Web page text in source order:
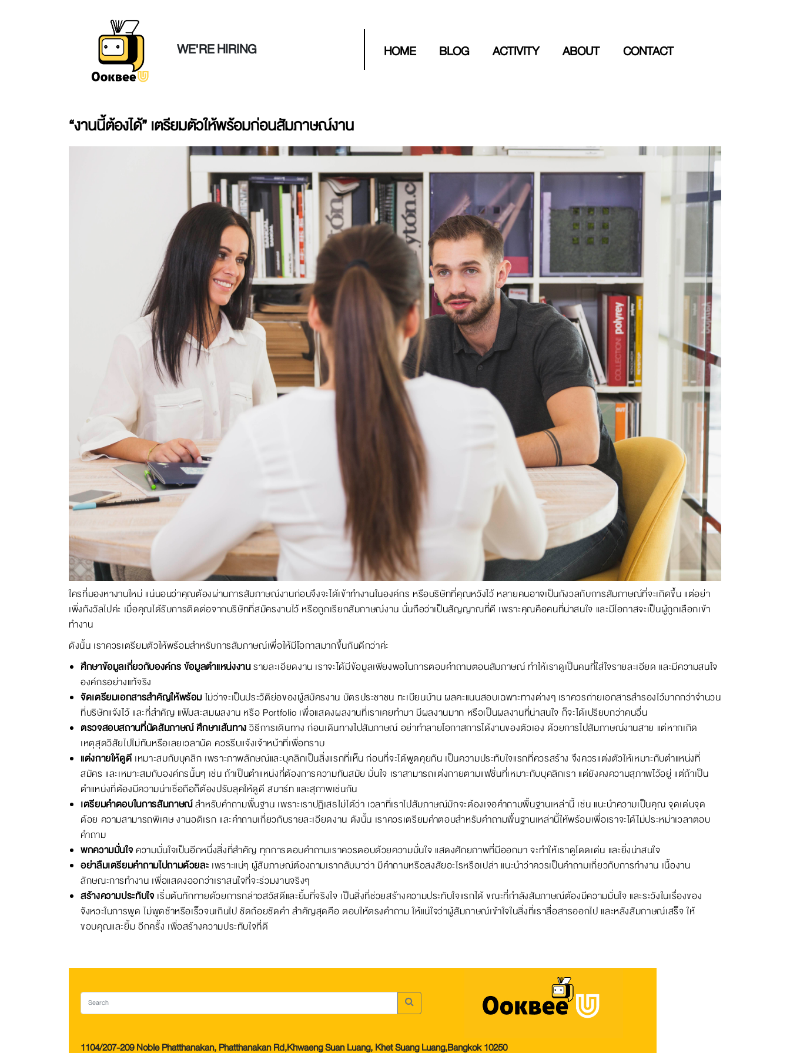
WE'RE HIRING HOME BLOG ACTIVITY ABOUT CONTACT
“งานนี้ต้องได้” เตรียมตัวให้พร้อมก่อนสัมภาษณ์งาน
ใครที่มองหางานใหม่ แน่นอนว่าคุณต้องผ่านการสัมภาษณ์งานก่อนจึงจะได้เข้าทำงานในองค์กร หรือบริษัทที่คุณหวังไว้ หลายคนอาจเป็นกังวลกับการสัมภาษณ์ที่จะเกิดขึ้น แต่อย่า
เพิ่งกังวัลไปค่ะ เมื่อคุณได้รับการติดต่อจากบริษัทที่สมัครงานไว้ หรือถูกเรียกสัมภาษณ์งาน นั่นถือว่าเป็นสัญญาณที่ดี เพราะคุณคือคนที่น่าสนใจ และมีโอกาสจะเป็นผู้ถูกเลือกเข้า
ทำงาน
ดังนั้น เราควรเตรียมตัวให้พร้อมสำหรับการสัมภาษณ์เพื่อให้มีโอกาสมากขึ้นกันดีกว่าค่ะ
ศึกษาข้อมูลเกี่ยวกับองค์กร ข้อมูลตำแหน่งงานรายละเอียดงาน เราจะได้มีข้อมูลเพียงพอในการตอบคำถามตอนสัมภาษณ์ ทำให้เราดูเป็นคนที่ใส่ใจรายละเอียด และมีความสนใจ
องค์กรอย่างแท้จริง
จัดเตรียมเอกสารสำคัญให้พร้อมไม่ว่าจะเป็นประวัติย่อของผู้สมัครงาน บัตรประชาชน ทะเบียนบ้าน ผลคะแนนสอบเฉพาะทางต่างๆ เราควรถ่ายเอกสารสำรองไว้มากกว่าจำนวน
ที่บริษัทแจ้งไว้ และที่สำคัญ แฟ้มสะสมผลงาน หรือ Portfolio เพื่อแสดงผลงานที่เราเคยทำมา มีผลงานมาก หรือเป็นผลงานที่น่าสนใจ ก็จะได้เปรียบกว่าคนอื่น
ตรวจสอบสถานที่นัดสัมภาษณ์ ศึกษาเส้นทาง วิธีการเดินทาง ก่อนเดินทางไปสัมภาษณ์ อย่าทำลายโอกาสการได้งานของตัวเอง ด้วยการไปสัมภาษณ์งานสาย แต่หากเกิด
เหตุสุดวิสัยไปไม่ทันหรือเลยเวลานัด ควรรีบแจ้งเจ้าหน้าที่เพื่อทราบ
แต่งกายให้ดูดี เหมาะสมกับบุคลิก เพราะภาพลักษณ์และบุคลิกเป็นสิ่งแรกที่เห็น ก่อนที่จะได้พูดคุยกัน เป็นความประทับใจแรกที่ควรสร้าง จึงควรแต่งตัวให้เหมาะกับตำแหน่งที่
สมัคร และเหมาะสมกับองค์กรนั้นๆ เช่น ถ้าเป็นตำแหน่งที่ต้องการความทันสมัย มั่นใจ เราสามารถแต่งกายตามแฟชั่นที่เหมาะกับบุคลิกเรา แต่ยังคงความสุภาพไว้อยู่ แต่ถ้าเป็น
ตำแหน่งที่ต้องมีความน่าเชื่อถือก็ต้องปรับลุคให้ดูดี สมาร์ท และสุภาพเช่นกัน
เตรียมคำตอบในการสัมภาษณ์สำหรับคำถามพื้นฐาน เพราะเราปฏิเสธไม่ได้ว่า เวลาที่เราไปสัมภาษณ์มักจะต้องเจอคำถามพื้นฐานเหล่านี้ เช่น แนะนำความเป็นคุณ จุดเด่นจุด
ด้อย ความสามารถพิเศษ งานอดิเรก และคำถามเกี่ยวกับรายละเอียดงาน ดังนั้น เราควรเตรียมคำตอบสำหรับคำถามพื้นฐานเหล่านี้ให้พร้อมเพื่อเราจะได้ไม่ประหม่าเวลาตอบ
คำถาม
พกความมั่นใจความมั่นใจเป็นอีกหนึ่งสิ่งที่สำคัญ ทุกการตอบคำถามเราควรตอบด้วยความมั่นใจ แสดงศักยภาพที่มีออกมา จะทำให้เราดูโดดเด่น และยิ่งน่าสนใจ
อย่าลืมเตรียมคำถามไปถามด้วยละ เพราะแน่ๆ ผู้สัมภาษณ์ต้องถามเรากลับมาว่า มีคำถามหรือสงสัยอะไรหรือเปล่า แนะนำว่าควรเป็นคำถามเกี่ยวกับการทำงาน เนื้องาน
ลักษณะการทำงาน เพื่อแสดงออกว่าเราสนใจที่จะร่วมงานจริงๆ
สร้างความประทับใจเริ่มต้นทักทายด้วยการกล่าวสวัสดีและยิ้มที่จริงใจ เป็นสิ่งที่ช่วยสร้างความประทับใจแรกได้ ขณะที่กำลังสัมภาษณ์ต้องมีความมั่นใจ และระวังในเรื่องของ
จังหวะในการพูด ไม่พูดช้าหรือเร็วจนเกินไป ชัดถ้อยชัดคำ สำคัญสุดคือ ตอบให้ตรงคำถาม ให้แน่ใจว่าผู้สัมภาษณ์เข้าใจในสิ่งที่เราสื่อสารออกไป และหลังสัมภาษณ์เสร็จ ให้
ขอบคุณและยิ้ม อีกครั้ง เพื่อสร้างความประทับใจที่ดี
1104/207-209 Noble Phatthanakan, Phatthanakan Rd,Khwaeng Suan Luang, Khet Suang Luang,Bangkok 10250